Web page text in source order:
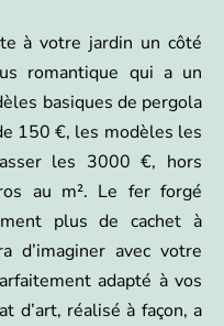
à votre jardin un côté
romantique qui a un
basiques de pergola
150 €, les modèles les
les 3000 €, hors
au m². Le fer forgé
plus de cachet à
d’imaginer avec votre
adapté à vos
d’art, réalisé à façon, a